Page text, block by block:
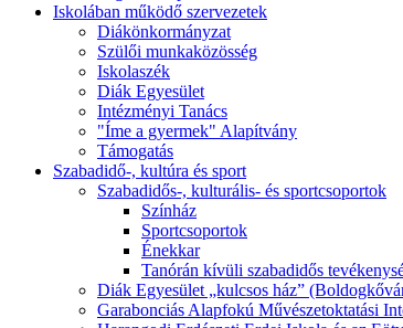
Iskolában működő szervezetek
Diákönkormányzat
Szülői munkaközösség
Iskolaszék
Diák Egyesület
Intézményi Tanács
"Íme a gyermek" Alapítvány
Támogatás
Szabadidő-, kultúra és sport
Szabadidős-, kulturális- és sportcsoportok
Színház
Sportcsoportok
Énekkar
Tanórán kívüli szabadidős
Diák Egyesület „kulcsos ház”
Garabonciás Alapfokú Művészetoktatási